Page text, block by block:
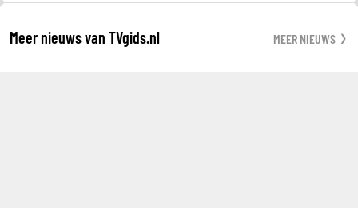
Meer nieuws van TVgids.nl MEER NIEUWS